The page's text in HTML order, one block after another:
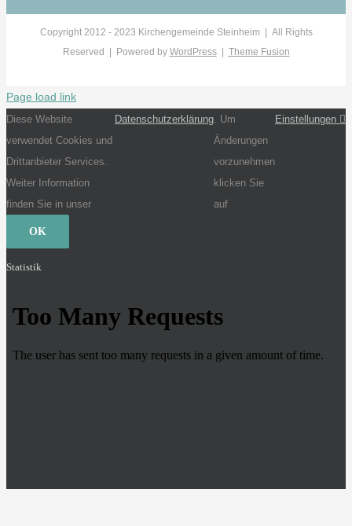
Copyright 2012 - 2023 Kirchengemeinde Steinheim | All Rights
Reserved | Powered by WordPress| Theme Fusion
Page load link
Diese Website
verwendet Cookies und
Drittanbieter Services.
Weiter Information
finden Sie in unser
Datenschutzerklärung . Um
Änderungen
vorzunehmen
klicken Sie
auf
Einstellungen
OK
Statistik